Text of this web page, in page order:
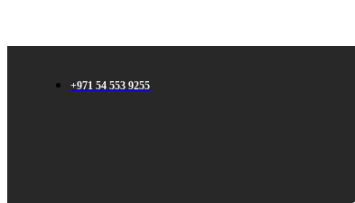
+971 54 553 9255